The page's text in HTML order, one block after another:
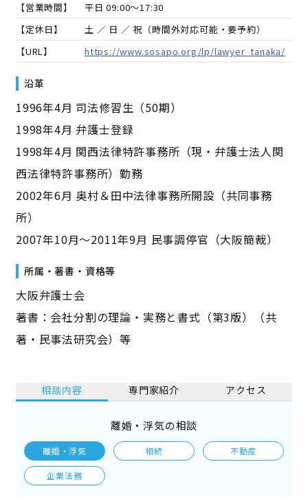
【営業時間】
平日 09:00～17:30
【定休日】
土 ／ 日 ／ 祝（時間外対応可能・要予約）
【URL】
https://www.sosapo.org/lp/lawyer_tanaka/
沿革
1996年4月 司法修習生（50期）
1998年4月 弁護士登録
1998年4月 関西法律特許事務所（現・弁護士法人関
西法律特許事務所）勤務
2002年6月 奥村＆田中法律事務所開設（共同事務
所）
2007年10月～2011年9月 民事調停官（大阪簡裁）
所属・著書・資格等
大阪弁護士会
著書：会社分割の理論・実務と書式（第3版）（共
著・民事法研究会）等
相談内容 専門家紹介 アクセス
離婚・浮気の相談
離婚・浮気 相続 不動産
企業法務